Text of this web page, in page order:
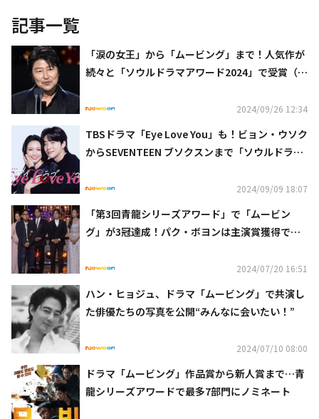
記事一覧
「涙の女王」から「ムービング」まで！人気作が
続々と「ソウルドラマアワード2024」で受賞（総
2024/09/26 12:34
TBSドラマ「Eye Love You」も！ビョン・ウソク
からSEVENTEEN ブソクスンまで「ソウルドラマ
2024/09/09 18:07
「第3回青龍シリーズアワード」で「ムービン
グ」が3冠達成！パク・ボヨンは主演賞獲得で涙
2024/07/20 16:51
ハン・ヒョジュ、ドラマ「ムービング」で共演し
た俳優たちの写真を公開“みんなに会いたい！”
2024/07/10 08:00
ドラマ「ムービング」作品賞から新人賞まで…青
龍シリーズアワードで最多7部門にノミネート